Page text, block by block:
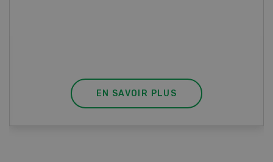
EN SAVOIR PLUS